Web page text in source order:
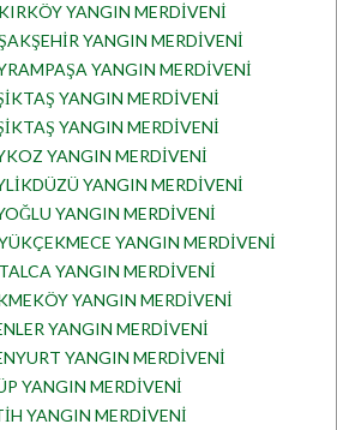
YANGIN MERDİVENİ
YANGIN MERDİVENİ
YANGIN MERDİVENİ
YANGIN MERDİVENİ
YANGIN MERDİVENİ
YANGIN MERDİVENİ
YANGIN MERDİVENİ
YANGIN MERDİVENİ
YANGIN MERDİVENİ
YANGIN MERDİVENİ
YANGIN MERDİVENİ
YANGIN MERDİVENİ
YANGIN MERDİVENİ
YANGIN MERDİVENİ
YANGIN MERDİVENİ